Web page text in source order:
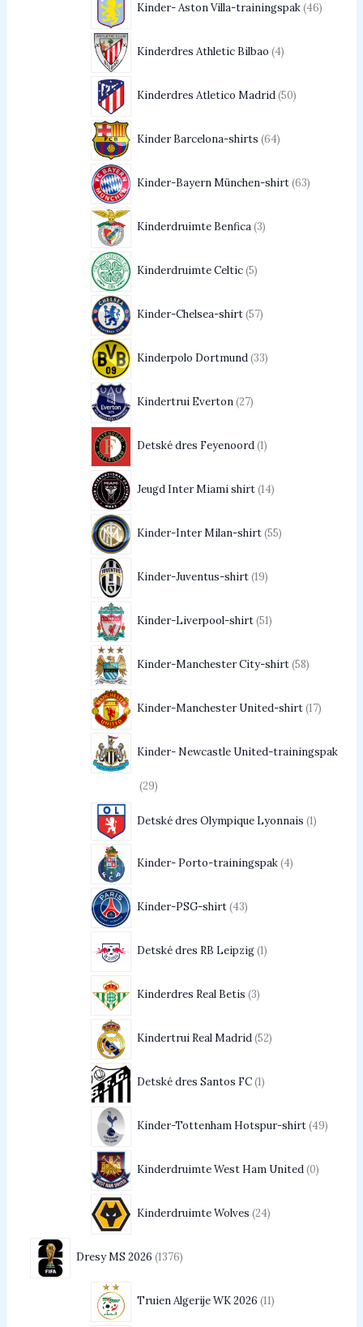
Kinder- Aston Villa-trainingspak 46
Kinderdres Athletic Bilbao 4
Kinderdres Atletico Madrid 50
Kinder Barcelona-shirts 64
Kinder-Bayern München-shirt 63
Kinderdruimte Benfica 3
Kinderdruimte Celtic 5
Kinder-Chelsea-shirt 57
Kinderpolo Dortmund 33
Kindertrui Everton 27
Detské dres Feyenoord 1
Jeugd Inter Miami shirt 14
Kinder-Inter Milan-shirt 55
Kinder-Juventus-shirt 19
Kinder-Liverpool-shirt 51
Kinder-Manchester City-shirt 58
Kinder-Manchester United-shirt 17
Kinder- Newcastle United-trainingspak
29
Detské dres Olympique Lyonnais 1
Kinder- Porto-trainingspak 4
Kinder-PSG-shirt 43
Detské dres RB Leipzig 1
Kinderdres Real Betis 3
Kindertrui Real Madrid 52
Detské dres Santos FC 1
Kinder-Tottenham Hotspur-shirt 49
Kinderdruimte West Ham United 0
Kinderdruimte Wolves 24
Dresy MS 2026 1376
Truien Algerije WK 2026 11